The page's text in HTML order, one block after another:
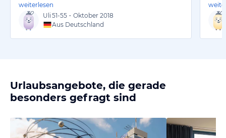
weiterlesen
Uli 51-55 • Oktober 2018
Aus Deutschland
Urlaubsangebote, die gerade
besonders gefragt sind